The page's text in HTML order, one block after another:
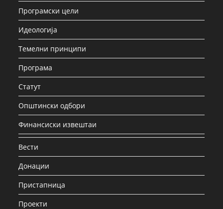
Програмски цели
Идеологија
Темелни принципи
Програма
Статут
Општински одбори
Финансиски извештаи
Вести
Донации
Пристапница
Проекти